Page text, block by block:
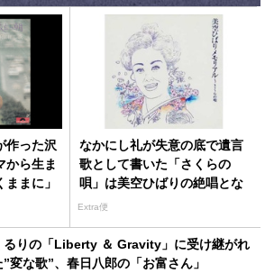
作った沢
から生ま
まに」
なかにし礼が失意の底で遺言
歌として書いた「さくらの
唄」は美空ひばりの絶唱とな
ったが‥‥
Extra便
るりの「Liberty ＆ Gravity」に受け継がれ
”変な歌”、春日八郎の「お富さん」